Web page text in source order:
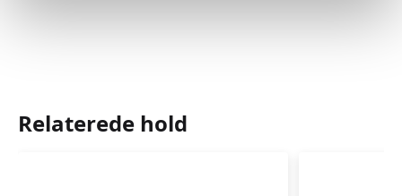
Relaterede hold